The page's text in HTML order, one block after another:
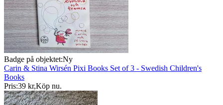
Badge på objektet:Ny
Carin & Stina Wirsén Pixi Books Set of 3 - Swedish Children's
Books
Pris:39 kr,Köp nu.